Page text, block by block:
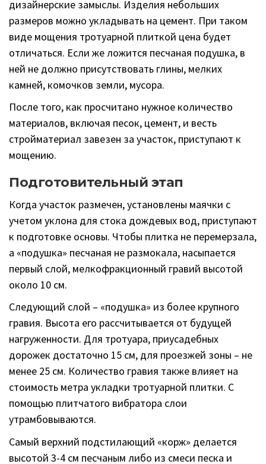
дизайнерские замыслы. Изделия небольших
размеров можно укладывать на цемент. При таком
виде мощения тротуарной плиткой цена будет
отличаться. Если же ложится песчаная подушка, в
ней не должно присутствовать глины, мелких
камней, комочков земли, мусора.
После того, как просчитано нужное количество
материалов, включая песок, цемент, и весть
стройматериал завезен за участок, приступают к
мощению.
Подготовительный этап
Когда участок размечен, установлены маячки с
учетом уклона для стока дождевых вод, приступают
к подготовке основы. Чтобы плитка не перемерзала,
а «подушка» песчаная не размокала, насыпается
первый слой, мелкофракционный гравий высотой
около 10 см.
Следующий слой – «подушка» из более крупного
гравия. Высота его рассчитывается от будущей
нагруженности. Для тротуара, приусадебных
дорожек достаточно 15 см, для проезжей зоны – не
менее 25 см. Количество гравия также влияет на
стоимость метра укладки тротуарной плитки. С
помощью плитчатого вибратора слои
утрамбовываются.
Самый верхний подстилающий «корж» делается
высотой 3-4 см песчаным либо из смеси песка и